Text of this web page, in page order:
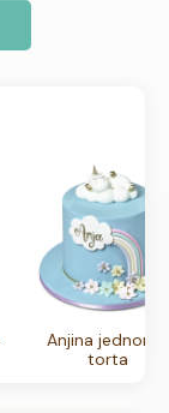
Anjina jednorog
torta